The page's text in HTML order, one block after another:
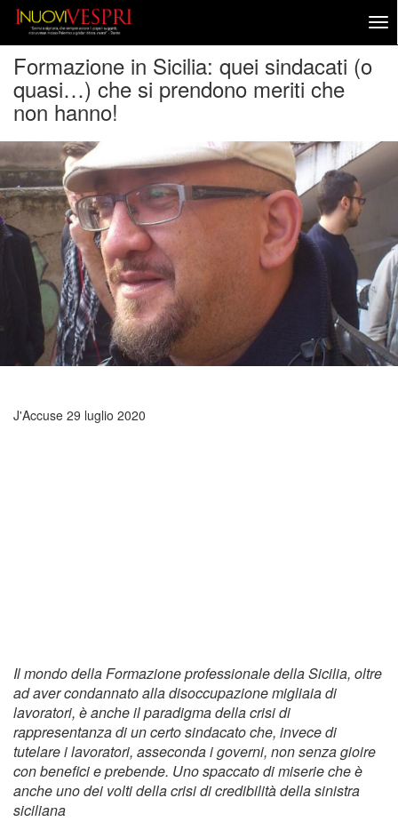
Formazione in Sicilia: quei sindacati (o
quasi…) che si prendono meriti che
non hanno!
J'Accuse 29 luglio 2020
Il mondo della Formazione professionale della Sicilia, oltre
ad aver condannato alla disoccupazione migliaia di
lavoratori, è anche il paradigma della crisi di
rappresentanza di un certo sindacato che, invece di
tutelare i lavoratori, asseconda i governi, non senza gioire
con benefici e prebende. Uno spaccato di miserie che è
anche uno dei volti della crisi di credibilità della sinistra
siciliana